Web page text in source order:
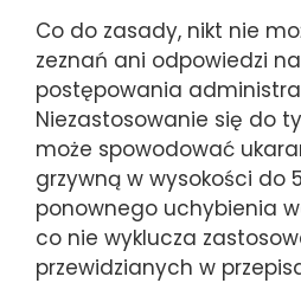
Co do zasady, nikt nie
zeznań ani odpowiedzi
postępowania
Niezastosowanie się do
może spowodować
grzywną w wysokości do
ponownego uchybienia
co nie wyklucza
przewidzianych w